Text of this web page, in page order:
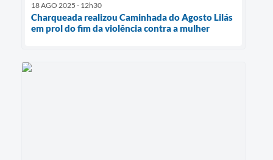
18 AGO 2025 - 12h30
Charqueada realizou Caminhada do Agosto Lilás
em prol do fim da violência contra a mulher